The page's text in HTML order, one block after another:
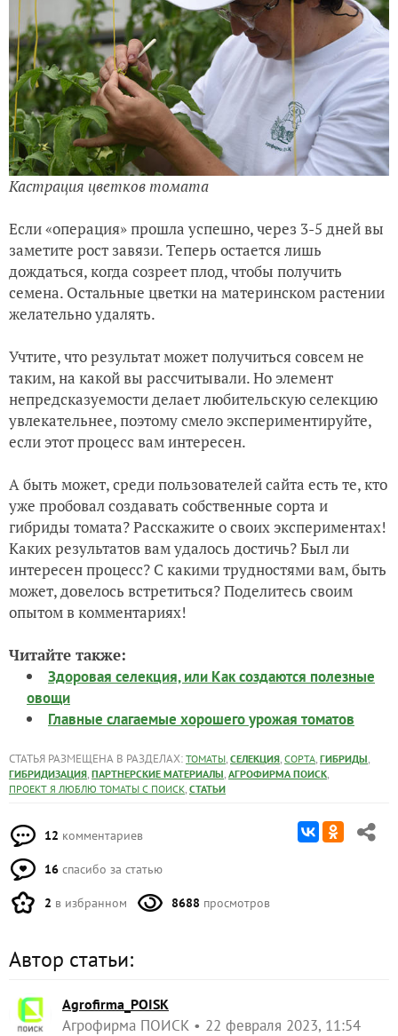
Кастрация цветков томата
Если «операция» прошла успешно, через 3-5 дней вы
заметите рост завязи. Теперь остается лишь
дождаться, когда созреет плод, чтобы получить
семена. Остальные цветки на материнском растении
желательно удалять.
Учтите, что результат может получиться совсем не
таким, на какой вы рассчитывали. Но элемент
непредсказуемости делает любительскую селекцию
увлекательнее, поэтому смело экспериментируйте,
если этот процесс вам интересен.
А быть может, среди пользователей сайта есть те, кто
уже пробовал создавать собственные сорта и
гибриды томата? Расскажите о своих экспериментах!
Каких результатов вам удалось достичь? Был ли
интересен процесс? С какими трудностями вам, быть
может, довелось встретиться? Поделитесь своим
опытом в комментариях!
Читайте также:
Здоровая селекция, или Как создаются полезные
овощи
Главные слагаемые хорошего урожая томатов
СТАТЬЯ РАЗМЕЩЕНА В РАЗДЕЛАХ: ТОМАТЫ, СЕЛЕКЦИЯ, СОРТА, ГИБРИДЫ,
ГИБРИДИЗАЦИЯ, ПАРТНЕРСКИЕ МАТЕРИАЛЫ, АГРОФИРМА ПОИСК,
ПРОЕКТ Я ЛЮБЛЮ ТОМАТЫ С ПОИСК, СТАТЬИ
12 комментариев
16 спасибо за статью
2 в избранном 8688 просмотров
Автор статьи:
Agrofirma_POISK
Агрофирма ПОИСК 22 февраля 2023, 11:54